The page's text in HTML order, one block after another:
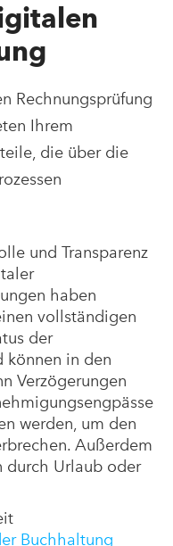
Rechnungsprüfung
Ihrem
die über die
und Transparenz
haben
vollständigen
der
können in den
Verzögerungen
werden, um den
Außerdem
durch Urlaub oder
Buchhaltung